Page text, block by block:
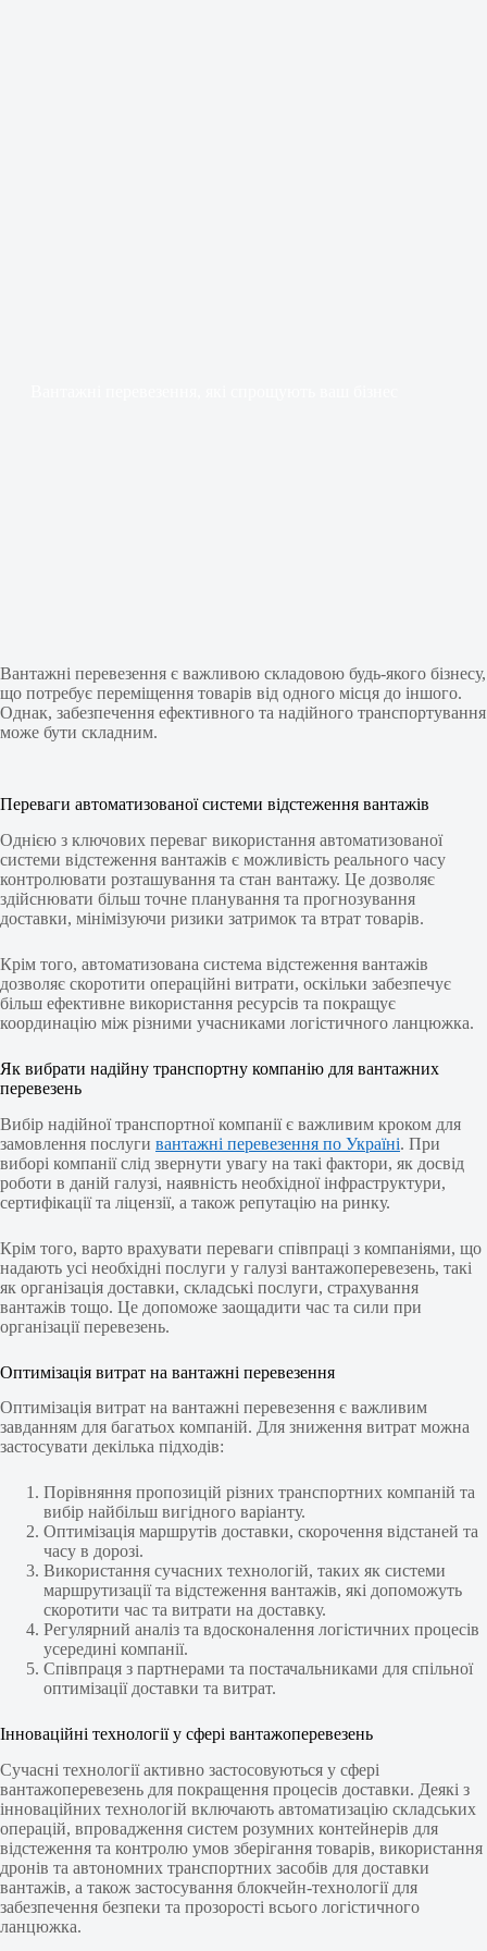
Вантажні перевезення є важливою складовою будь-якого бізнесу,
що потребує переміщення товарів від одного місця до іншого.
Однак, забезпечення ефективного та надійного транспортування
може бути складним.
Переваги автоматизованої системи відстеження вантажів
Однією з ключових переваг використання автоматизованої
системи відстеження вантажів є можливість реального часу
контролювати розташування та стан вантажу. Це дозволяє
здійснювати більш точне планування та прогнозування
доставки, мінімізуючи ризики затримок та втрат товарів.
Крім того, автоматизована система відстеження вантажів
дозволяє скоротити операційні витрати, оскільки забезпечує
більш ефективне використання ресурсів та покращує
координацію між різними учасниками логістичного ланцюжка.
Як вибрати надійну транспортну компанію для вантажних
перевезень
Вибір надійної транспортної компанії є важливим кроком для
замовлення послуги вантажні перевезення по Україні. При
виборі компанії слід звернути увагу на такі фактори, як досвід
роботи в даній галузі, наявність необхідної інфраструктури,
сертифікації та ліцензії, а також репутацію на ринку.
Крім того, варто врахувати переваги співпраці з компаніями, що
надають усі необхідні послуги у галузі вантажоперевезень, такі
як організація доставки, складські послуги, страхування
вантажів тощо. Це допоможе заощадити час та сили при
організації перевезень.
Оптимізація витрат на вантажні перевезення
Оптимізація витрат на вантажні перевезення є важливим
завданням для багатьох компаній. Для зниження витрат можна
застосувати декілька підходів:
Порівняння пропозицій різних транспортних компаній та
вибір найбільш вигідного варіанту.
Оптимізація маршрутів доставки, скорочення відстаней та
часу в дорозі.
Використання сучасних технологій, таких як системи
маршрутизації та відстеження вантажів, які допоможуть
скоротити час та витрати на доставку.
Регулярний аналіз та вдосконалення логістичних процесів
усередині компанії.
Співпраця з партнерами та постачальниками для спільної
оптимізації доставки та витрат.
Інноваційні технології у сфері вантажоперевезень
Сучасні технології активно застосовуються у сфері
вантажоперевезень для покращення процесів доставки. Деякі з
інноваційних технологій включають автоматизацію складських
операцій, впровадження систем розумних контейнерів для
відстеження та контролю умов зберігання товарів, використання
дронів та автономних транспортних засобів для доставки
вантажів, а також застосування блокчейн-технології для
забезпечення безпеки та прозорості всього логістичного
ланцюжка.